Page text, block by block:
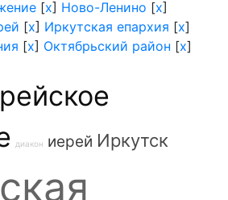
[x] Ново-Ленино [x]
[x] Иркутская епархия [x]
[x] Октябрьский район [x]
диакон иерей Иркутск